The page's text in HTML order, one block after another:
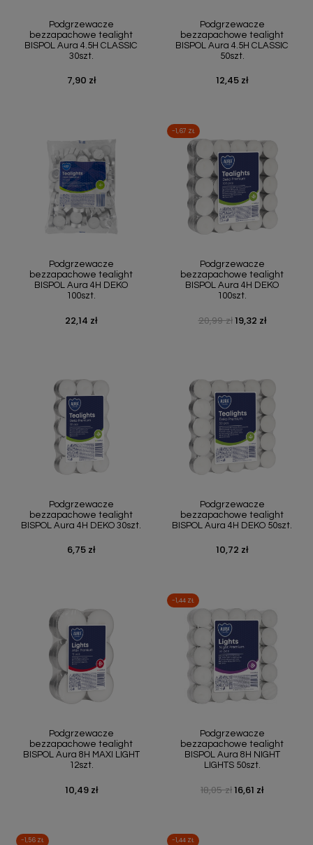
Podgrzewacze
bezzapachowe tealight
BISPOL Aura 4.5H CLASSIC
30szt.
Cena
7,90 zł
Podgrzewacze
bezzapachowe tealight
BISPOL Aura 4.5H CLASSIC
50szt.
Cena
12,45 zł
Podgrzewacze
bezzapachowe tealight
BISPOL Aura 4H DEKO
100szt.
Cena
22,14 zł
Podgrzewacze
bezzapachowe tealight
BISPOL Aura 4H DEKO
100szt.
Cena podstawowa
20,99 zł Cena
19,32 zł
-1,67 ZŁ
Podgrzewacze
bezzapachowe tealight
BISPOL Aura 4H DEKO 30szt.
Cena
6,75 zł
Podgrzewacze
bezzapachowe tealight
BISPOL Aura 4H DEKO 50szt.
Cena
10,72 zł
Podgrzewacze
bezzapachowe tealight
BISPOL Aura 8H MAXI LIGHT
12szt.
Cena
10,49 zł
Podgrzewacze
bezzapachowe tealight
BISPOL Aura 8H NIGHT
LIGHTS 50szt.
Cena podstawowa
18,05 zł Cena
16,61 zł
-1,44 ZŁ
-1,56 ZŁ -1,44 ZŁ